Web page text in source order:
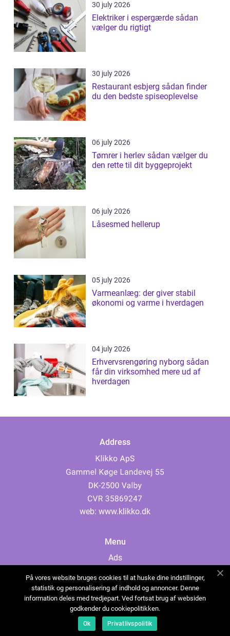
30 july 2026
Elektriker i espergærde sådan
vælger du rigtigt
30 july 2026
Restaurant esbjerg sådan finder
du den bedste spiseoplevelse
06 july 2026
Tømrer i herlev sådan vælger du
den rette til dit byggeprojekt
06 july 2026
Låsesmed hellerup
05 july 2026
Varmeanlæg: der giver stabil
økonomi og varme i hverdagen
04 july 2026
Erhvervsrengøring nyborg sådan
får din virksomhed mere ud af
hverdagen
Address
web: www.klikko.dk
Menu
Ads
Cookies
Contact
Sitemap
På vores website bruges cookies til at huske dine indstillinger,
statistik og personalisering af indhold og annoncer. Denne
information deles med tredjepart. Ved fortsat brug af websiden
godkender du cookiepolitikken.
Ok Privatlivspolitik